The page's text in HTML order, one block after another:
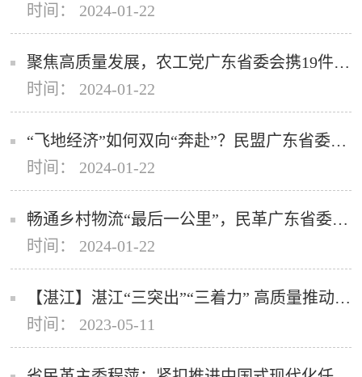
时间： 2024-01-22
聚焦高质量发展，农工党广东省委会携19件提案参加省两会
时间： 2024-01-22
“飞地经济”如何双向“奔赴”？民盟广东省委会提出这些新思路
时间： 2024-01-22
畅通乡村物流“最后一公里”，民革广东省委会这份提案支实招
时间： 2024-01-22
【湛江】湛江“三突出”“三着力” 高质量推动党外代表人士建言咨政工作
时间： 2023-05-11